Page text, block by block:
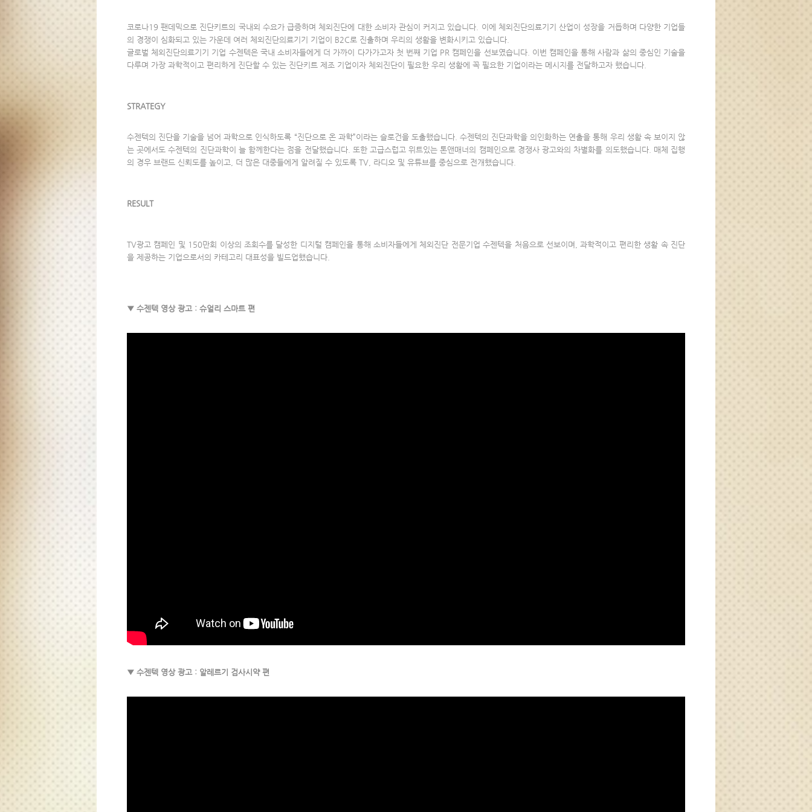
코로나19 팬데믹으로 진단키트의 국내외 수요가 급증하며 체외진단에 대한 소비자 관심이 커지고 있습니다. 이에 체외진단의료기기 산업이 성장을 거듭하며 다양한 기업들
의 경쟁이 심화되고 있는 가운데 여러 체외진단의료기기 기업이 B2C로 진출하며 우리의 생활을 변화시키고 있습니다.
글로벌 체외진단의료기기 기업 수젠텍은 국내 소비자들에게 더 가까이 다가가고자 첫 번째 기업 PR 캠페인을 선보였습니다. 이번 캠페인을 통해 사람과 삶의 중심인 기술을
다루며 가장 과학적이고 편리하게 진단할 수 있는 진단키트 제조 기업이자 체외진단이 필요한 우리 생활에 꼭 필요한 기업이라는 메시지를 전달하고자 했습니다.
STRATEGY
수젠텍의 진단을 기술을 넘어 과학으로 인식하도록 “진단으로 온 과학”이라는 슬로건을 도출했습니다. 수젠텍의 진단과학을 의인화하는 연출을 통해 우리 생활 속 보이지 않
는 곳에서도 수젠텍의 진단과학이 늘 함께한다는 점을 전달했습니다. 또한 고급스럽고 위트있는 톤앤매너의 캠페인으로 경쟁사 광고와의 차별화를 의도했습니다. 매체 집행
의 경우 브랜드 신뢰도를 높이고, 더 많은 대중들에게 알려질 수 있도록 TV, 라디오 및 유튜브를 중심으로 전개했습니다.
RESULT
TV광고 캠페인 및 150만회 이상의 조회수를 달성한 디지털 캠페인을 통해 소비자들에게 체외진단 전문기업 수젠텍을 처음으로 선보이며, 과학적이고 편리한 생활 속 진단
을 제공하는 기업으로서의 카테고리 대표성을 빌드업했습니다.
▼ 수젠텍 영상 광고 : 슈얼리 스마트 편
▼ 수젠텍 영상 광고 : 알레르기 검사시약 편